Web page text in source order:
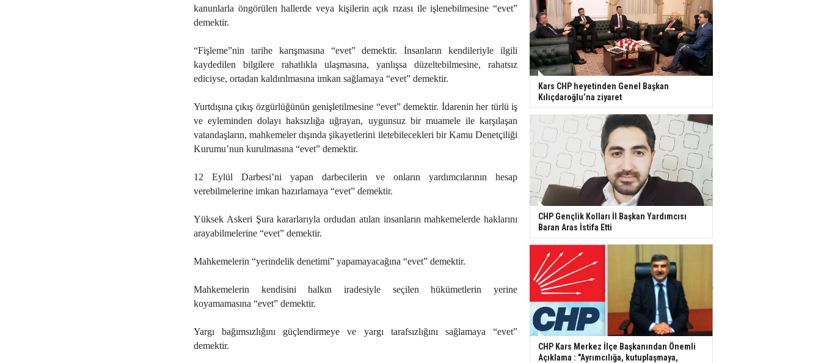
kanunlarla öngörülen hallerde veya kişilerin açık rızası ile işlenebilmesine “evet”
demektir.
“Fişleme”nin tarihe karışmasına “evet” demektir. İnsanların kendileriyle ilgili
kaydedilen bilgilere rahatlıkla ulaşmasına, yanlışsa düzeltebilmesine, rahatsız
ediciyse, ortadan kaldırılmasına imkan sağlamaya “evet” demektir.
Yurtdışına çıkış özgürlüğünün genişletilmesine “evet” demektir. İdarenin her türlü iş
ve eyleminden dolayı haksızlığa uğrayan, uygunsuz bir muamele ile karşılaşan
vatandaşların, mahkemeler dışında şikayetlerini iletebilecekleri bir Kamu Denetçiliği
Kurumu’nun kurulmasına “evet” demektir.
12 Eylül Darbesi’ni yapan darbecilerin ve onların yardımcılarının hesap
verebilmelerine imkan hazırlamaya “evet” demektir.
Yüksek Askeri Şura kararlarıyla ordudan atılan insanların mahkemelerde haklarını
arayabilmelerine “evet” demektir.
Mahkemelerin “yerindelik denetimi” yapamayacağına “evet” demektir.
Mahkemelerin kendisini halkın iradesiyle seçilen hükümetlerin yerine
koyamamasına “evet” demektir.
Yargı bağımsızlığını güçlendirmeye ve yargı tarafsızlığını sağlamaya “evet”
demektir.
Kars CHP heyetinden Genel Başkan
Kılıçdaroğlu’na ziyaret
CHP Gençlik Kolları İl Başkan Yardımcısı
Baran Aras İstifa Etti
CHP Kars Merkez İlçe Başkanından Önemli
Açıklama : "Ayrımcılığa, kutuplaşmaya,